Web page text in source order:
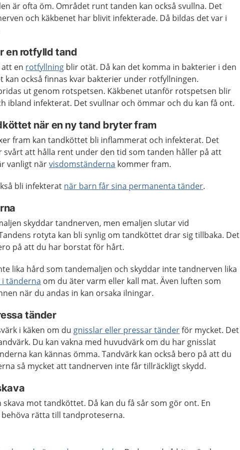
är ofta öm. Området runt tanden kan också svullna. Det
och käkbenet har blivit infekterade. Då bildas det var i
en rotfylld tand
en rotfyllning blir otät. Då kan det komma in bakterier i den
kan också finnas kvar bakterier under rotfyllningen.
ut genom rotspetsen. Käkbenet utanför rotspetsen blir
ibland infekterat. Det svullnar och ömmar och du kan få ont.
när en ny tand bryter fram
fram kan tandköttet bli inflammerat och infekterat. Det
svårt att hålla rent under den tid som tanden håller på att
vanligt närvisdomständerna kommer fram.
bli infekterat när barn får sina permanenta tänder.
skyddar tandnerven, men emaljen slutar vid
rotyta kan bli synlig om tandköttet drar sig tillbaka. Det
på att du har borstat för hårt.
lika hård som tandemaljen och skyddar inte tandnerven lika
i tänderna om du äter varm eller kall mat. Även luften som
när du andas in kan orsaka ilningar.
tänder
i käken om du gnisslar eller pressar tänderför mycket. Det
Du kan vakna med huvudvärk om du har gnisslat
kan kännas ömma. Tandvärk kan också bero på att du
så mycket att tandnerven inte får tillräckligt skydd.
skava mot tandköttet. Då kan du få sår som gör ont. En
rätta till tandproteserna.